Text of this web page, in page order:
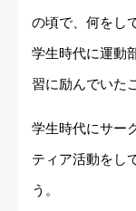
の頃で、何をし
学生時代に運動
習に励んでいた
学生時代にサー
ティア活動をし
う。